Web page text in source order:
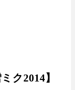
ク2014】